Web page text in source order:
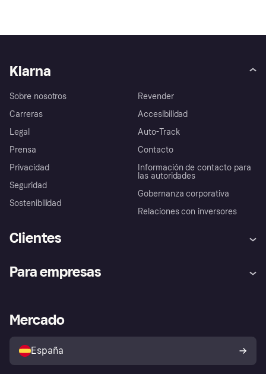
Klarna
Sobre nosotros
Carreras
Legal
Prensa
Privacidad
Seguridad
Sostenibilidad
Revender
Accesibilidad
Auto-Track
Contacto
Información de contacto para
las autoridades
Gobernanza corporativa
Relaciones con inversores
Clientes
Inicio de sesión
Directorio de tiendas
Política de protección al
comprador de Klarna
Reclamaciones
Para empresas
Acceso empresas
Mercado
España